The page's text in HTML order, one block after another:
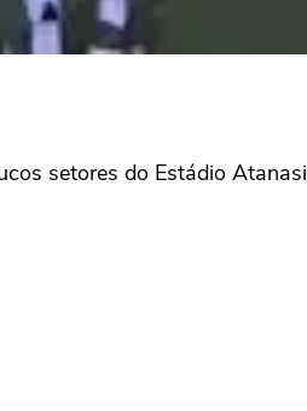
setores do Estádio